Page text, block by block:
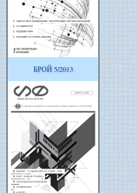
БРОЙ 5/2013